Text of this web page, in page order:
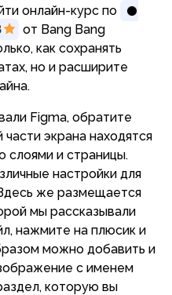
онлайн-курс по
от Bang Bang
как сохранять
но и расширите
Figma, обратите
экрана находятся
слоями и страницы.
настройки для
же размещается
мы рассказывали
нажмите на плюсик и
можно добавить и
с именем
которую вы